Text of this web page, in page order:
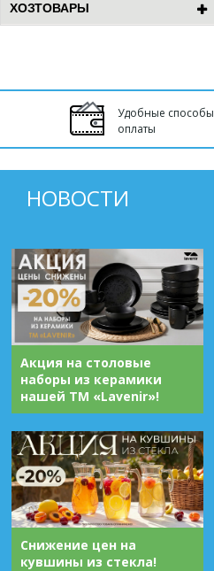
ХОЗТОВАРЫ
Удобные способы
оплаты
НОВОСТИ
Акция на столовые
наборы из керамики
нашей ТМ «Lavenir»!
Снижение цен на
кувшины из стекла!